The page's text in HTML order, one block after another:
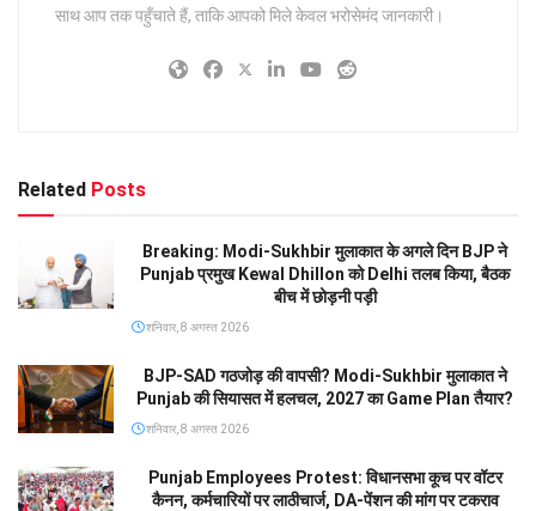
साथ आप तक पहुँचाते हैं, ताकि आपको मिले केवल भरोसेमंद जानकारी।
Related Posts
Breaking: Modi-Sukhbir मुलाकात के अगले दिन BJP ने
Punjab प्रमुख Kewal Dhillon को Delhi तलब किया, बैठक
बीच में छोड़नी पड़ी
शनिवार, 8 अगस्त 2026
BJP-SAD गठजोड़ की वापसी? Modi-Sukhbir मुलाकात ने
Punjab की सियासत में हलचल, 2027 का Game Plan तैयार?
शनिवार, 8 अगस्त 2026
Punjab Employees Protest: विधानसभा कूच पर वॉटर
कैनन, कर्मचारियों पर लाठीचार्ज, DA-पेंशन की मांग पर टकराव